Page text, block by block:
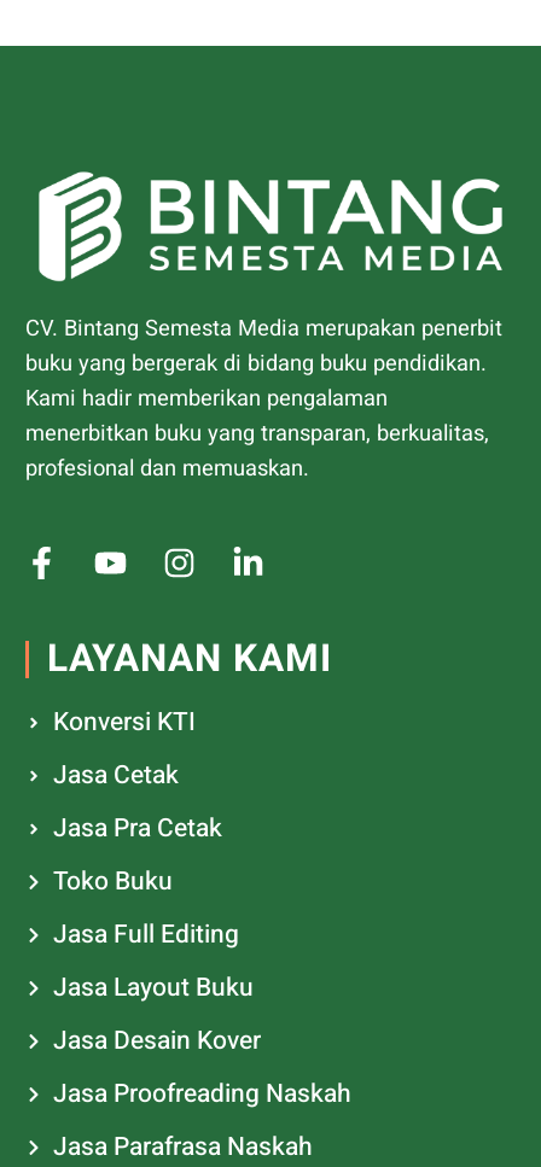
CV. Bintang Semesta Media merupakan penerbit
buku yang bergerak di bidang buku pendidikan.
Kami hadir memberikan pengalaman
menerbitkan buku yang transparan, berkualitas,
profesional dan memuaskan.
LAYANAN KAMI
Konversi KTI
Jasa Cetak
Jasa Pra Cetak
Toko Buku
Jasa Full Editing
Jasa Layout Buku
Jasa Desain Kover
Jasa Proofreading Naskah
Jasa Parafrasa Naskah